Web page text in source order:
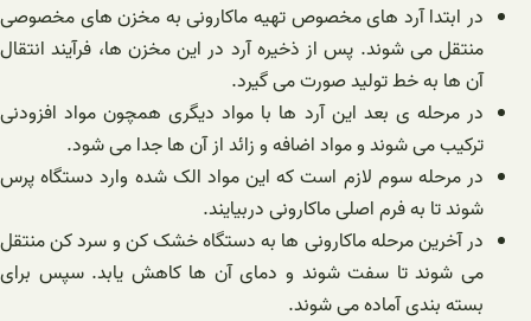
در ابتدا آرد های مخصوص تهیه ماکارونی به مخزن های مخصوصی
منتقل می شوند. پس از ذخیره آرد در این مخزن ها، فرآیند انتقال
آن ها به خط تولید صورت می گیرد.
در مرحله ی بعد این آرد ها با مواد دیگری همچون مواد افزودنی
ترکیب می شوند و مواد اضافه و زائد از آن ها جدا می شود.
در مرحله سوم لازم است که این مواد الک شده وارد دستگاه پرس
شوند تا به فرم اصلی ماکارونی دربیایند.
در آخرین مرحله ماکارونی ها به دستگاه خشک کن و سرد کن منتقل
می شوند تا سفت شوند و دمای آن ها کاهش یابد. سپس برای
بسته بندی آماده می شوند.